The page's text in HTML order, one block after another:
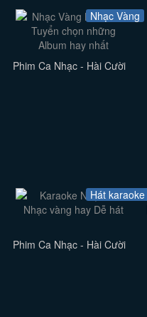
Nhạc Vàng
Phim Ca Nhạc - Hài Cười
Hát karaoke
Phim Ca Nhạc - Hài Cười